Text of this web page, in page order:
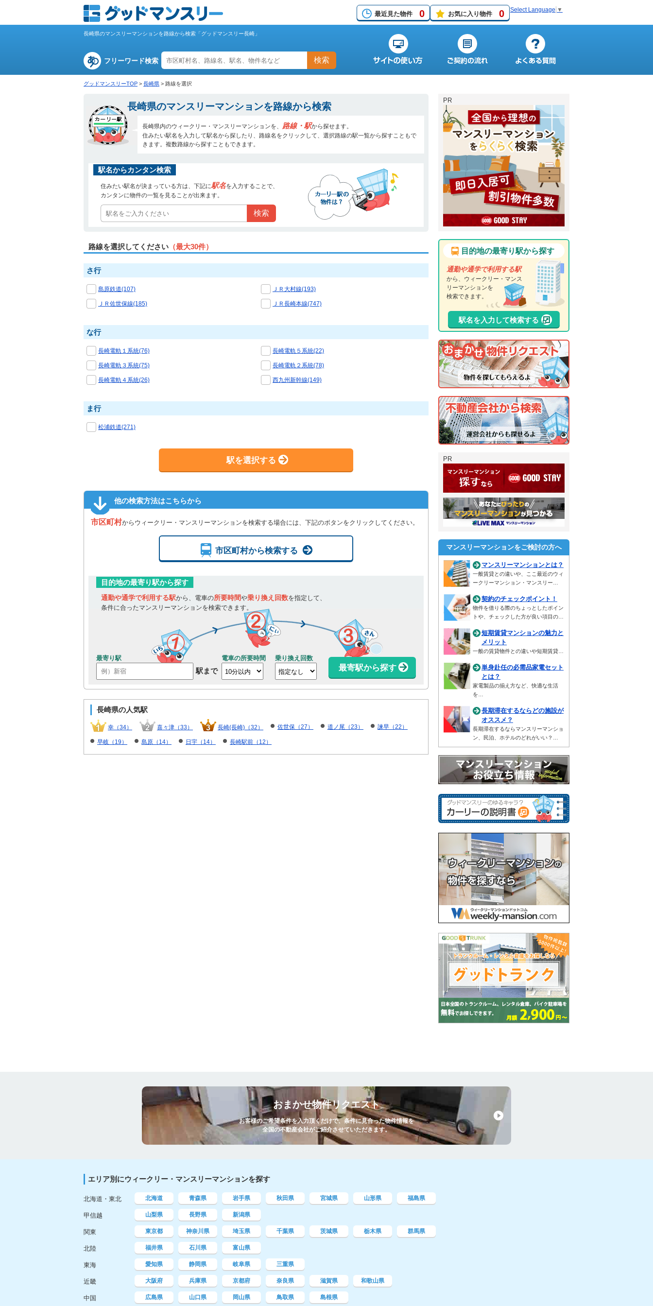
最近見た物件 0 お気に入り物件 0 Select Language ▼
長崎県のマンスリーマンションを路線から検索「グッドマンスリー長崎」
フリーワード検索 検索
グッドマンスリーTOP > 長崎県 > 路線を選択
長崎県のマンスリーマンションを路線から検索
長崎県内のウィークリー・マンスリーマンションを、 路線・駅から探せます。
住みたい駅名を入力して駅名から探したり、路線名をクリックして、選択路線の駅一覧から探すこともで
きます。複数路線から探すこともできます。
駅名からカンタン検索
住みたい駅名が決まっている方は、下記に駅名を入力することで、
カンタンに物件の一覧を見ることが出来ます。
検索
路線を選択してください （最大30件）
さ行
島原鉄道(107) ＪＲ大村線(193)
ＪＲ佐世保線(185) ＪＲ長崎本線(747)
な行
長崎電軌１系統(76) 長崎電軌５系統(22)
長崎電軌３系統(75) 長崎電軌２系統(78)
長崎電軌４系統(26) 西九州新幹線(149)
ま行
松浦鉄道(271)
駅を選択する
他の検索方法はこちらから
市区町村からウィークリー・マンスリーマンションを検索する場合には、下記のボタンをクリックしてください。
市区町村から検索する
目的地の最寄り駅から探す
通勤や通学で利用する駅から、電車の所要時間や乗り換え回数を指定して、
条件に合ったマンスリーマンションを検索できます。
最寄り駅
駅まで
電車の所要時間 乗り換え回数
最寄駅から探す
長崎県の人気駅
幸（34） 喜々津（33） 長崎(長崎)（32） 佐世保（27） 道ノ尾（23） 諫早（22）
早岐（19） 島原（14） 日宇（14） 長崎駅前（12）
PR
目的地の最寄り駅から探す
通勤や通学で利用する駅
から、ウィークリー・マンス
リーマンションを
検索できます。
駅名を入力して検索する
PR
マンスリーマンションをご検討の方へ
マンスリーマンションとは？
一般賃貸との違いや、ここ最近のウィ
ークリーマンション・マンスリー…
契約のチェックポイント！
物件を借りる際のちょっとしたポイン
トや、チェックした方が良い項目の…
短期賃貸マンションの魅力と
メリット
一般の賃貸物件との違いや短期賃貸…
単身赴任の必需品家電セット
とは？
家電製品の揃え方など、快適な生活
を…
長期滞在するならどの施設が
オススメ？
長期滞在するならマンスリーマンショ
ン、民泊、ホテルのどれがいい？…
おまかせ物件リクエスト
お客様のご希望条件を入力頂くだけで、条件に見合った物件情報を
全国の不動産会社がご紹介させていただきます。
エリア別にウィークリー・マンスリーマンションを探す
北海道・東北 北海道 青森県 岩手県 秋田県 宮城県 山形県 福島県
甲信越 山梨県 長野県 新潟県
関東 東京都 神奈川県 埼玉県 千葉県 茨城県 栃木県 群馬県
北陸 福井県 石川県 富山県
東海 愛知県 静岡県 岐阜県 三重県
近畿 大阪府 兵庫県 京都府 奈良県 滋賀県 和歌山県
中国 広島県 山口県 岡山県 鳥取県 島根県